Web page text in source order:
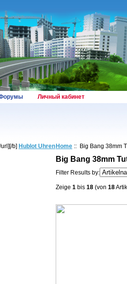
Личный кабинет
b] Hublot Uhren Home :: Big Bang 38mm
Big Bang 38mm
Filter Results by:
Zeige 1 bis 18 (von 18